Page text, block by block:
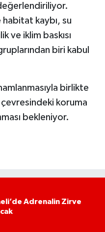
kaybı, su
ve iklim baskısı
biri kabul
birlikte
koruma
bekleniyor.
Adrenalin Zirve